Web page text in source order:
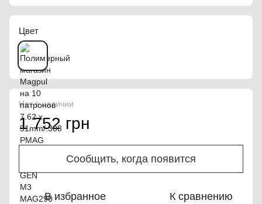
Цвет
Нет в наличии
1 752 грн
Сообщить, когда появится
В избранное К сравнению